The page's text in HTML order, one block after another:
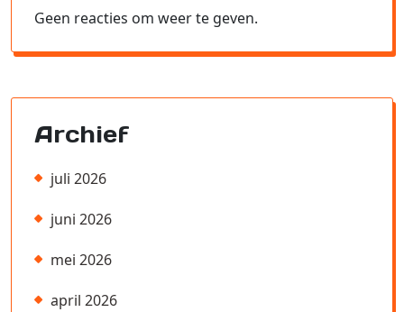
Geen reacties om weer te geven.
Archief
juli 2026
juni 2026
mei 2026
april 2026